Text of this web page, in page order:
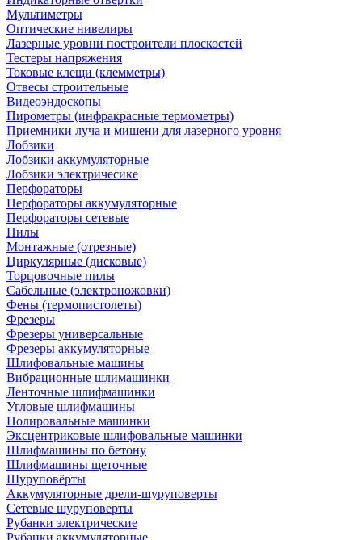
Мультиметры
Оптические нивелиры
Лазерные уровни построители плоскостей
Тестеры напряжения
Токовые клещи (клемметры)
Отвесы строительные
Видеоэндоскопы
Пирометры (инфракрасные термометры)
Приемники луча и мишени для лазерного уровня
Лобзики
Лобзики аккумуляторные
Лобзики электричесике
Перфораторы
Перфораторы аккумуляторные
Перфораторы сетевые
Пилы
Монтажные (отрезные)
Циркулярные (дисковые)
Торцовочные пилы
Сабельные (электроножовки)
Фены (термопистолеты)
Фрезеры
Фрезеры универсальные
Фрезеры аккумуляторные
Шлифовальные машины
Вибрационные шлимашинки
Ленточные шлифмашинки
Угловые шлифмашины
Полировальные машинки
Эксцентриковые шлифовальные машинки
Шлифмашины по бетону
Шлифмашины щеточные
Шуруповёрты
Аккумуляторные дрели-шуруповерты
Сетевые шуруповерты
Рубанки электрические
Рубанки аккумуляторные